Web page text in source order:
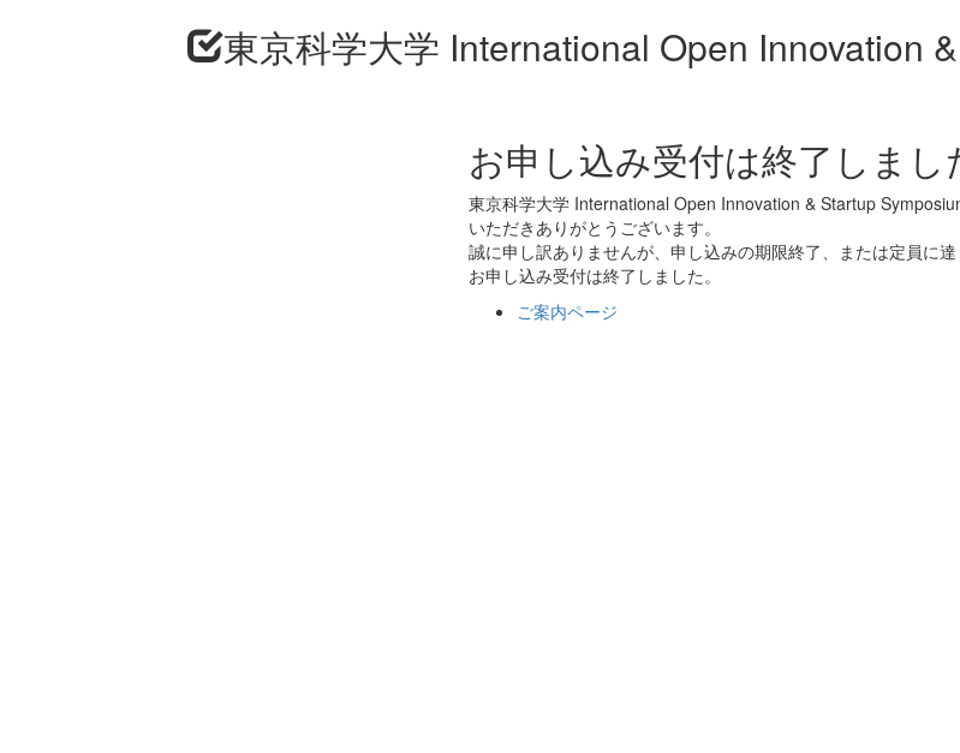
東京科学大学 International Open Innovation
お申し込み受付は終了しまし
東京科学大学 International Open Innovation & Startup
いただきありがとうございます。
誠に申し訳ありませんが、申し込みの期限終了、または定員に達
お申し込み受付は終了しました。
ご案内ページ